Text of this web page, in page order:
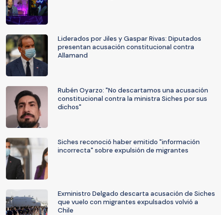
Liderados por Jiles y Gaspar Rivas: Diputados
presentan acusación constitucional contra
Allamand
Rubén Oyarzo: "No descartamos una acusación
constitucional contra la ministra Siches por sus
dichos"
Siches reconoció haber emitido "información
incorrecta" sobre expulsión de migrantes
Exministro Delgado descarta acusación de Siches
que vuelo con migrantes expulsados volvió a
Chile